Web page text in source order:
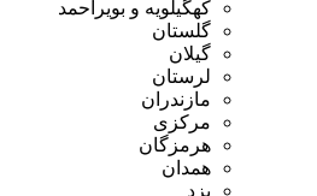
کهگیلویه و بویراحمد
گلستان
گیلان
لرستان
مازندران
مرکزی
هرمزگان
همدان
یزد